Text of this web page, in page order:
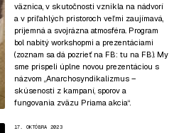
väznica, v skutočnosti vznikla na nádvorí
a v priľahlých pristoroch veľmi zaujímavá,
príjemná a svojrázna atmosféra. Program
bol nabitý workshopmi a prezentáciami
(zoznam sa dá pozrieť na FB: tu na FB). My
sme prispeli úplne novou prezentáciou s
názvom „Anarchosyndikalizmus –
skúsenosti z kampaní, sporov a
fungovania zväzu Priama akcia“.
17. OKTÓBRA 2023